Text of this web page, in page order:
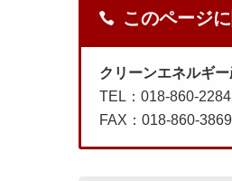
このページ
クリーンエネルギ
TEL：018-860-2284
FAX：018-860-3869